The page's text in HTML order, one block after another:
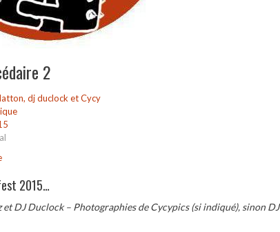
2
dj duclock et Cycy
2015…
DJ Duclock – Photographies de Cycypics (si indiqué), sinon DJ